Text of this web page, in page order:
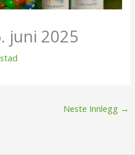
juni 2025
Neste Innlegg →